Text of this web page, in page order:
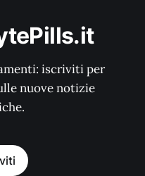
iscriviti per
nuove notizie